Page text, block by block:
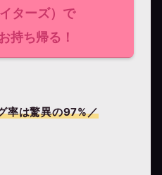
ターズ）で
持ち帰る！
率は驚異の97%／